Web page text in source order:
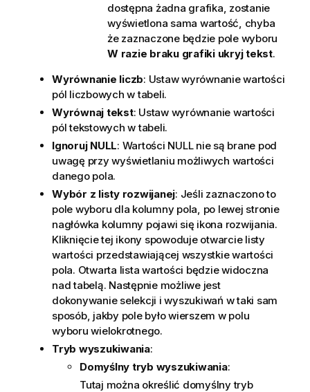
dostępna żadna grafika, zostanie
wyświetlona sama wartość, chyba
że zaznaczone będzie pole wyboru
W razie braku grafiki ukryj tekst.
Wyrównanie liczb: Ustaw wyrównanie wartości
pól liczbowych w tabeli.
Wyrównaj tekst: Ustaw wyrównanie wartości
pól tekstowych w tabeli.
Ignoruj NULL: Wartości NULL nie są brane pod
uwagę przy wyświetlaniu możliwych wartości
danego pola.
Wybór z listy rozwijanej: Jeśli zaznaczono to
pole wyboru dla kolumny pola, po lewej stronie
nagłówka kolumny pojawi się ikona rozwijania.
Kliknięcie tej ikony spowoduje otwarcie listy
wartości przedstawiającej wszystkie wartości
pola. Otwarta lista wartości będzie widoczna
nad tabelą. Następnie możliwe jest
dokonywanie selekcji i wyszukiwań w taki sam
sposób, jakby pole było wierszem w polu
wyboru wielokrotnego.
Tryb wyszukiwania:
Domyślny tryb wyszukiwania:
Tutaj można określić domyślny tryb